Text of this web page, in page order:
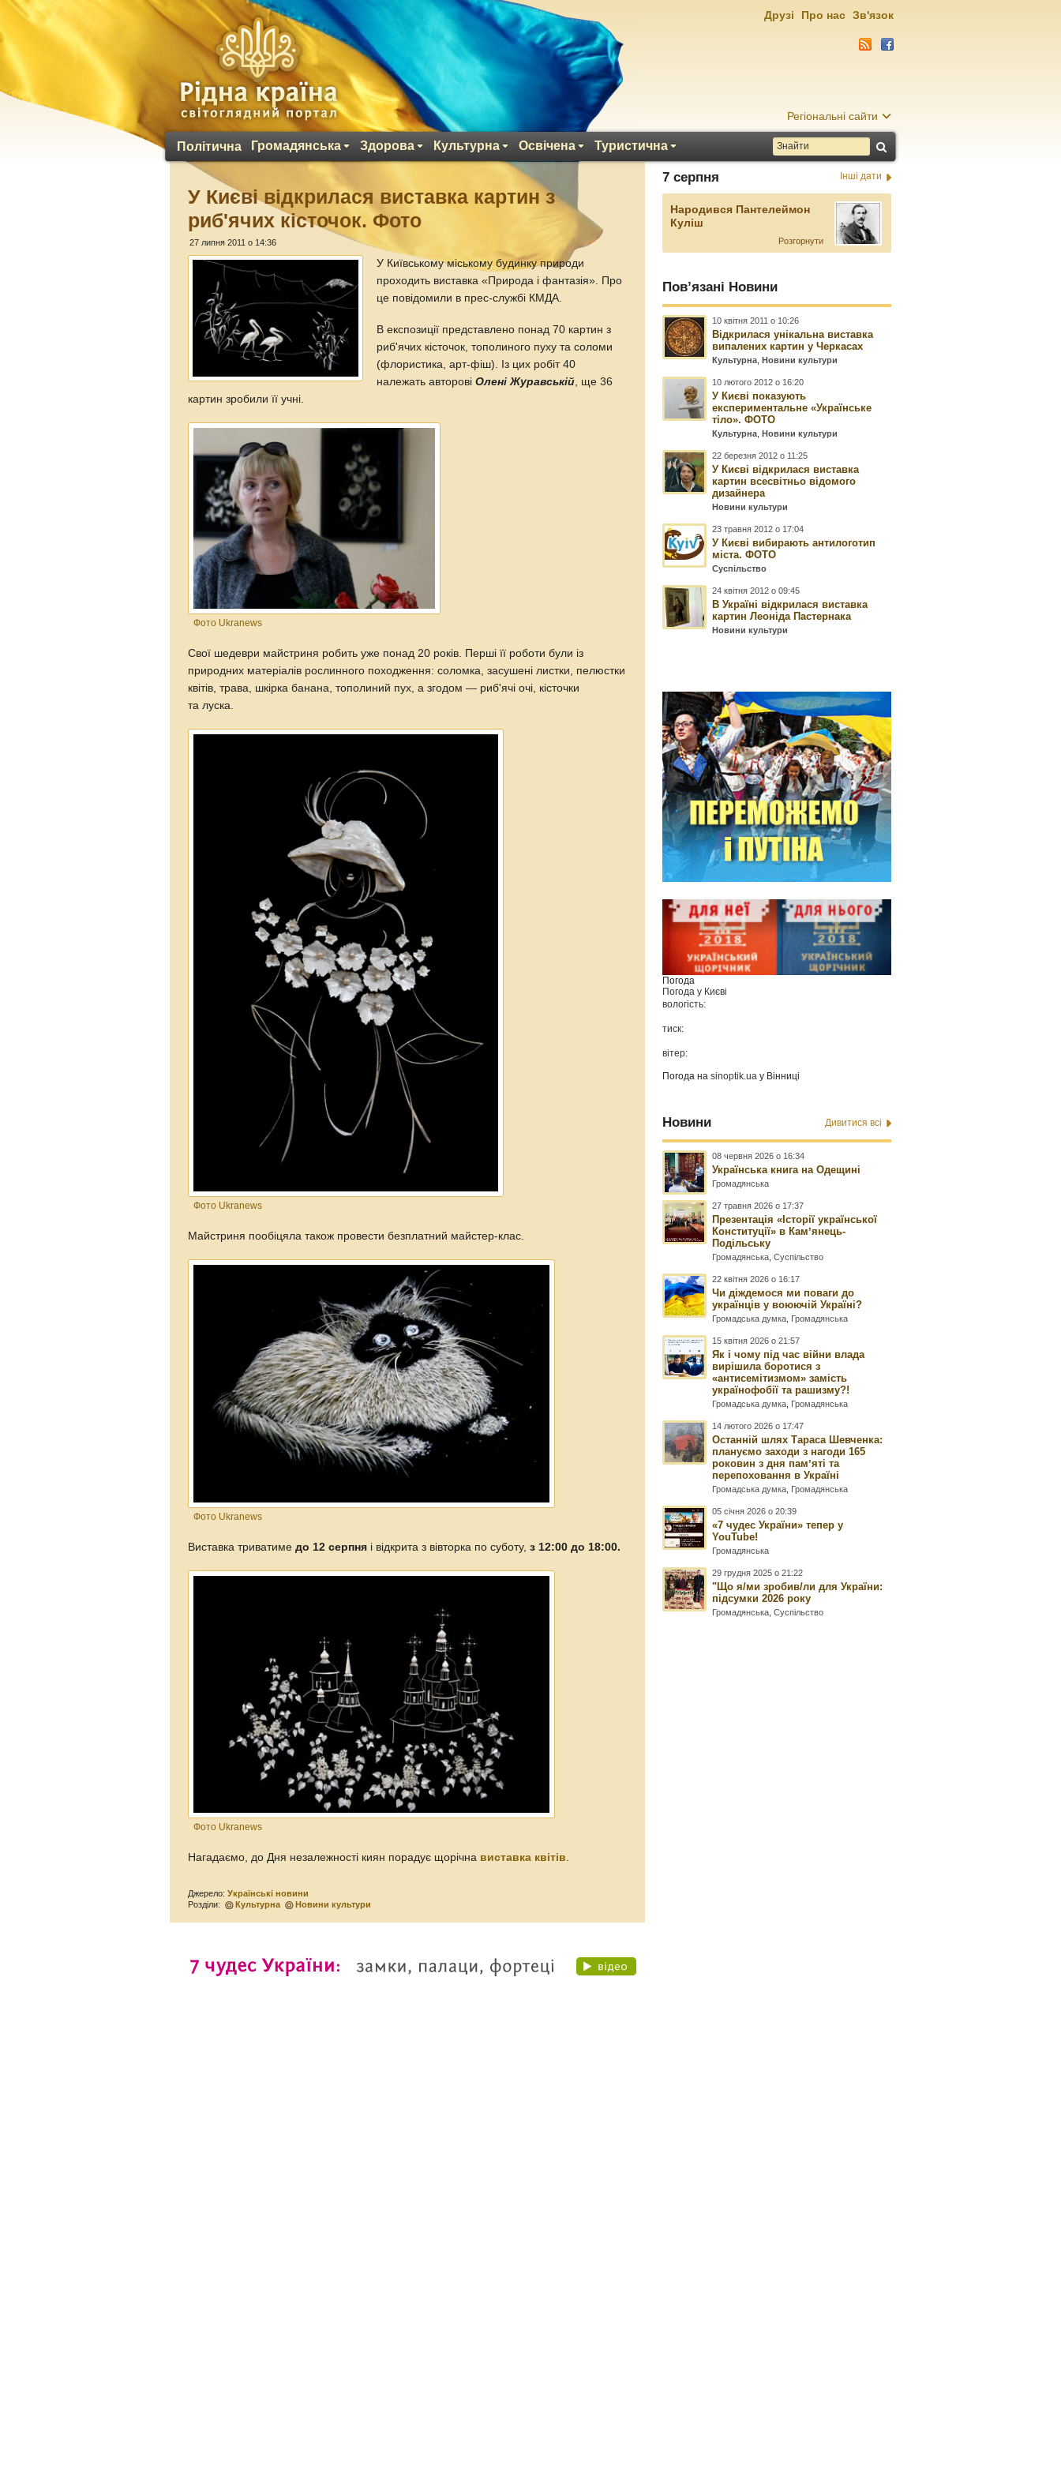
Регіональні сайти
Політична Громадянська Здорова Культурна Освічена Туристична
Друзі Про нас Зв'язок
У Києві відкрилася виставка картин з
риб'ячих кісточок. Фото
27 липня 2011 о 14:36
У Київському міському будинку природи
проходить виставка «Природа і фантазія». Про
це повідомили в прес-службі КМДА.
В експозиції представлено понад 70 картин з
риб'ячих кісточок, тополиного пуху та соломи
(флористика, арт-фіш). Із цих робіт 40
належать авторовіОлені Журавській , ще 36
картин зробили її учні.
Фото Ukranews
Свої шедеври майстриня робить уже понад 20 років. Перші її роботи були із
природних матеріалів рослинного походження: соломка, засушені листки, пелюстки
квітів, трава, шкірка банана, тополиний пух, а згодом — риб'ячі очі, кісточки
та луска.
Фото Ukranews
Майстриня пообіцяла також провести безплатний майстер-клас.
Фото Ukranews
Виставка триватимедо 12 серпня і відкрита з вівторка по суботу,з 12:00 до 18:00.
Фото Ukranews
Нагадаємо, до Дня незалежності киян порадує щорічна виставка квітів.
Джерело:Українські новини
Розділи:
Культурна Новини культури
7 серпня Інші дати
Народився Пантелеймон
Куліш
Розгорнути
Пов’язані Новини
10 квітня 2011 о 10:26
Відкрилася унікальна виставка
випалених картин у Черкасах
Культурна ,Новини культури
10 лютого 2012 о 16:20
У Києві показують
експериментальне «Українське
тіло». ФОТО
Культурна ,Новини культури
22 березня 2012 о 11:25
У Києві відкрилася виставка
картин всесвітньо відомого
дизайнера
Новини культури
23 травня 2012 о 17:04
У Києві вибирають антилоготип
міста. ФОТО
Суспільство
24 квітня 2012 о 09:45
В Україні відкрилася виставка
картин Леоніда Пастернака
Новини культури
Погода
Погода у Києві
вологість:
тиск:
вітер:
Погода наsinoptik.ua у Вінниці
Новини Дивитися всі
08 червня 2026 о 16:34
Українська книга на Одещині
Громадянська
27 травня 2026 о 17:37
Презентація «Історії української
Конституції» в Камʼянець-
Подільську
Громадянська ,Суспільство
22 квітня 2026 о 16:17
Чи діждемося ми поваги до
українців у воюючій Україні?
Громадська думка Громадянська
15 квітня 2026 о 21:57
Як і чому під час війни влада
вирішила боротися з
«антисемітизмом» замість
українофобії та рашизму?!
Громадська думка Громадянська
14 лютого 2026 о 17:47
Останній шлях Тараса Шевченка:
плануємо заходи з нагоди 165
роковин з дня памʼяті та
перепоховання в Україні
Громадська думка Громадянська
05 січня 2026 о 20:39
«7 чудес України» тепер у
YouTube!
Громадянська
29 грудня 2025 о 21:22
"Що я/ми зробив/ли для України:
підсумки 2026 року
Громадянська ,Суспільство